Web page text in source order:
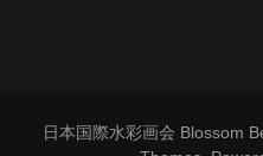
日本国際水彩画会 Blossom